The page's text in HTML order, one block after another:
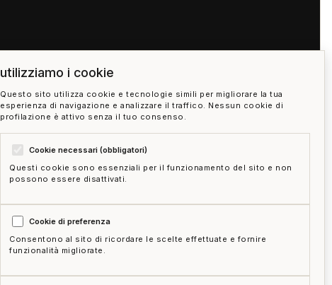
utilizziamo i cookie
Questo sito utilizza cookie e tecnologie simili per migliorare la tua
esperienza di navigazione e analizzare il traffico. Nessun cookie di
profilazione è attivo senza il tuo consenso.
Cookie necessari (obbligatori)
Questi cookie sono essenziali per il funzionamento del sito e non
possono essere disattivati.
Cookie di preferenza
Consentono al sito di ricordare le scelte effettuate e fornire
funzionalità migliorate.